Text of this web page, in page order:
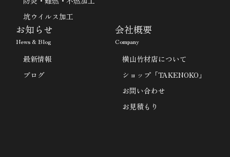
坑ウイルス加工
お知らせ
News & Blog
最新情報
ブログ
会社概要
Company
横山竹材店について
ショップ「TAKENOKO」
お問い合わせ
お見積もり